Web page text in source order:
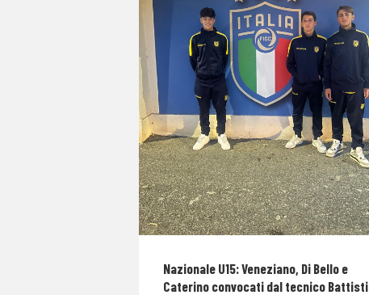
Nazionale U15: Veneziano, Di Bello e
Caterino convocati dal tecnico Battisti